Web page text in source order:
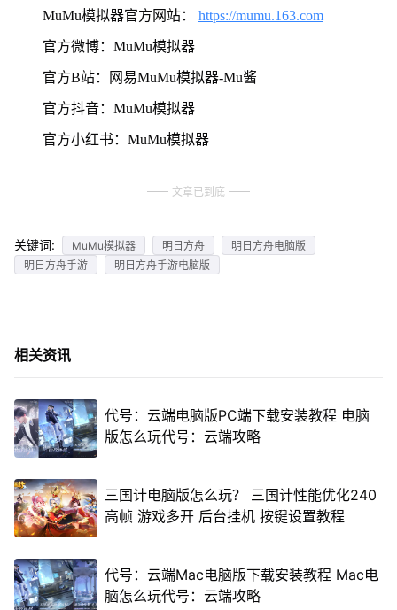
MuMu模拟器官方网站： https://mumu.163.com
官方微博：MuMu模拟器
官方B站：网易MuMu模拟器-Mu酱
官方抖音：MuMu模拟器
官方小红书：MuMu模拟器
文章已到底
关键词: MuMu模拟器 明日方舟
明日方舟电脑版
明日方舟手游
明日方舟手游电脑版
相关资讯
代号：云端电脑版PC端下载安装教程 电脑
版怎么玩代号：云端攻略
三国计电脑版怎么玩？ 三国计性能优化240
高帧 游戏多开 后台挂机 按键设置教程
代号：云端Mac电脑版下载安装教程 Mac电
脑怎么玩代号：云端攻略